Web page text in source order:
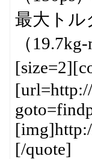
最大トル
（
[/quote]